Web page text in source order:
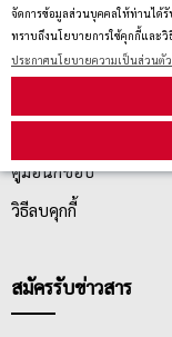
จัดการข้อมูลส่วนบุคคลให้ท่านได้รั
ทราบถึงนโยบายการใช้คุกกี้และวิ
ประกาศนโยบายความเป็นส่วนตัว
บริการลูกค้า
คู่มือนักช้อป
วิธีลบคุกกี้
สมัครรับข่าวสาร